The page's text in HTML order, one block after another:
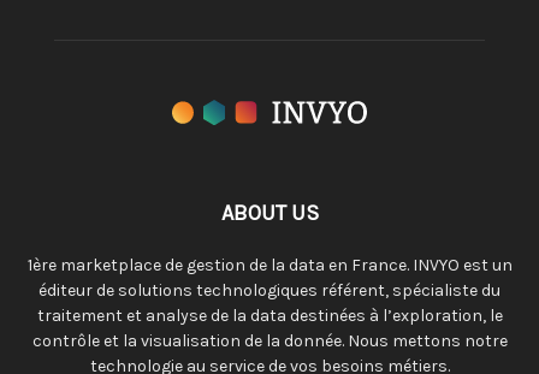
ABOUT US
1ère marketplace de gestion de la data en France. INVYO est un
éditeur de solutions technologiques référent, spécialiste du
traitement et analyse de la data destinées à l’exploration, le
contrôle et la visualisation de la donnée. Nous mettons notre
technologie au service de vos besoins métiers.